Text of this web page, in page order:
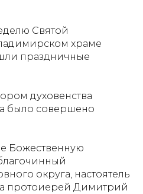
Святой
храме
праздничные
духовенства
было совершено
Божественную
округа, настоятель
протоиерей Димитрий